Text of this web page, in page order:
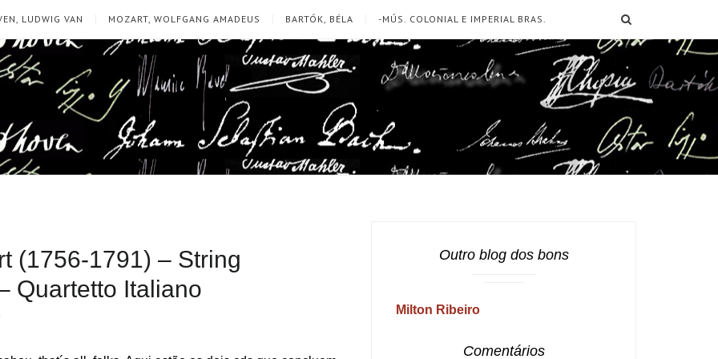
LUDWIG VAN MOZART, WOLFGANG AMADEUS BARTÓK, BÉLA -MÚS. COLONIAL E IMPERIAL BRAS.
(1756-1791) – String
Quartetto Italiano
Outro blog dos bons
Milton Ribeiro
Comentários